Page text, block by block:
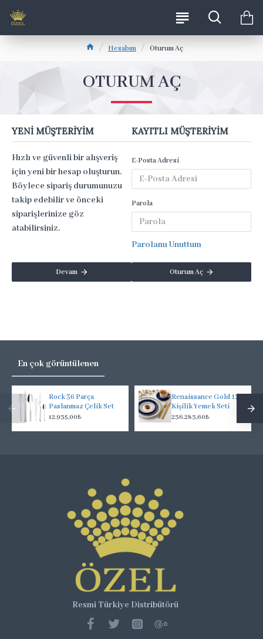
Hesabım Oturum Aç
OTURUM AÇ
YENI MÜŞTERIYIM
Hızlı ve güvenli bir alışveriş
için yeni bir hesap oluşturun.
Böylece sipariş durumunuzu
takip edebilir ve önceki
siparişlerinize göz
atabilirsiniz.
Devam
KAYITLI MÜŞTERIYIM
E-Posta Adresi
Parola
Parolamı Unuttum
Oturum Aç
En çok görüntülenen
Rock 36 Parça
Paslanmaz Çelik Set
12.935,00₺
Renaissance Gold 12
Kişilik Yemek Seti
236.283,60₺
Resmi Türkiye Distribütörü